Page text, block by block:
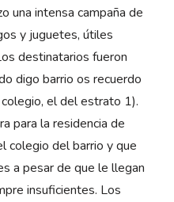
una intensa campaña de
y juguetes, útiles
destinatarios fueron
digo barrio os recuerdo
el del estrato 1).
para la residencia de
colegio del barrio y que
a pesar de que le llegan
insuficientes. Los